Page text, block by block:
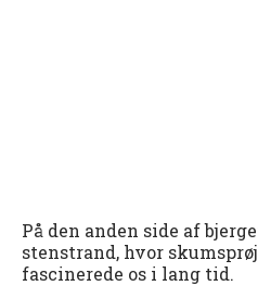
På den anden side af
stenstrand, hvor
fascinerede os i lang tid.